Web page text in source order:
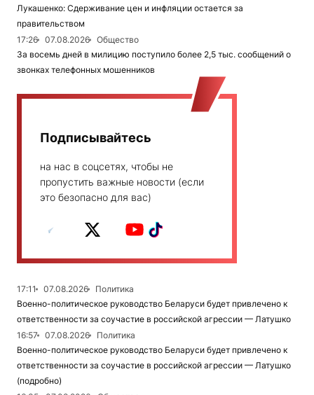
Лукашенко: Сдерживание цен и инфляции остается за
правительством
17:26
07.08.2026
Общество
За восемь дней в милицию поступило более 2,5 тыс. сообщений о
звонках телефонных мошенников
Подписывайтесь
на нас в соцсетях, чтобы не
пропустить важные новости (если
это безопасно для вас)
17:11 07.08.2026
Политика
Военно-политическое руководство Беларуси будет привлечено к
ответственности за соучастие в российской агрессии — Латушко
16:57
07.08.2026
Политика
Военно-политическое руководство Беларуси будет привлечено к
ответственности за соучастие в российской агрессии — Латушко
(подробно)